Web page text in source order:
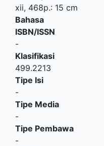
xii, 468p.: 15 cm
Bahasa
ISBN/ISSN
-
Klasifikasi
499.2213
Tipe Isi
-
Tipe Media
-
Tipe Pembawa
-